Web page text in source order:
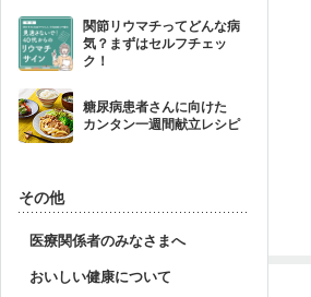
関節リウマチってどんな病
気？まずはセルフチェッ
ク！
糖尿病患者さんに向けた
カンタン一週間献立レシピ
その他
医療関係者のみなさまへ
おいしい健康について